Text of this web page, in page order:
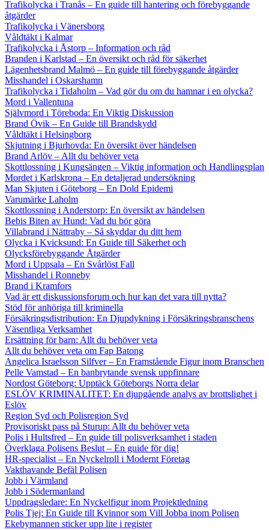
Trafikolycka i Tranås – En guide till hantering och förebyggande
åtgärder
Trafikolycka i Vänersborg
Våldtäkt i Kalmar
Trafikolycka i Åstorp – Information och råd
Branden i Karlstad – En översikt och råd för säkerhet
Lägenhetsbrand Malmö – En guide till förebyggande åtgärder
Misshandel i Oskarshamn
Trafikolycka i Tidaholm – Vad gör du om du hamnar i en olycka?
Mord i Vallentuna
Självmord i Töreboda: En Viktig Diskussion
Brand Övik – En Guide till Brandskydd
Våldtäkt i Helsingborg
Skjutning i Bjurhovda: En översikt över händelsen
Brand Arlöv – Allt du behöver veta
Skottlossning i Kungsängen – Viktig information och Handlingsplan
Mordet i Karlskrona – En detaljerad undersökning
Man Skjuten i Göteborg – En Dold Epidemi
Varumärke Laholm
Skottlossning i Anderstorp: En översikt av händelsen
Bebis Biten av Hund: Vad du bör göra
Villabrand i Nättraby – Så skyddar du ditt hem
Olycka i Kvicksund: En Guide till Säkerhet och
Olycksförebyggande Åtgärder
Mord i Uppsala – En Svårlöst Fall
Misshandel i Ronneby
Brand i Kramfors
Vad är ett diskussionsforum och hur kan det vara till nytta?
Stöd för anhöriga till kriminella
Försäkringsdistribution: En Djupdykning i Försäkringsbranschens
Väsentliga Verksamhet
Ersättning för barn: Allt du behöver veta
Allt du behöver veta om Fap Batong
Angelica Israelsson Silfver – En Framstående Figur inom Branschen
Pelle Vamstad – En banbrytande svensk uppfinnare
Nordost Göteborg: Upptäck Göteborgs Norra delar
ESLÖV KRIMINALITET: En djupgående analys av brottslighet i
Eslöv
Region Syd och Polisregion Syd
Provisoriskt pass på Sturup: Allt du behöver veta
Polis i Hultsfred – En guide till polisverksamhet i staden
Överklaga Polisens Beslut – En guide för dig!
HR-specialist – En Nyckelroll i Modernt Företag
Vakthavande Befäl Polisen
Jobb i Värmland
Jobb i Södermanland
Uppdragsledare: En Nyckelfigur inom Projektledning
Polis Tjej: En Guide till Kvinnor som Vill Jobba inom Polisen
Ekebymannen sticker upp lite i register